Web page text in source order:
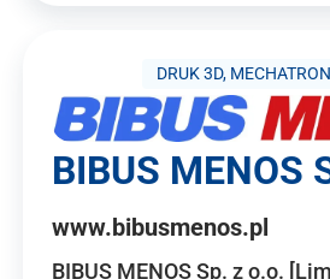
DRUK 3D,
BIBUS MENOS
www.bibusmenos.pl
BIBUS MENOS Sp. z o.o.